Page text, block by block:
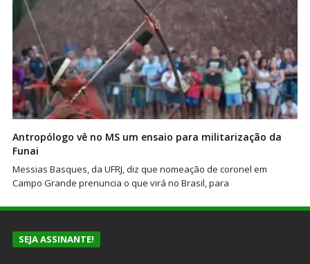
Antropólogo vê no MS um ensaio para militarização da
Funai
Messias Basques, da UFRJ, diz que nomeação de coronel em
Campo Grande prenuncia o que virá no Brasil, para
SEJA ASSINANTE!